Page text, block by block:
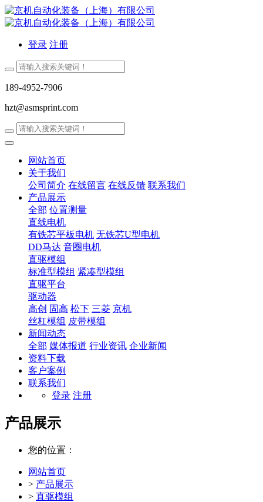
登录 注册
189-4952-7906
hzt@asmsprint.com
网站首页
关于我们
公司简介 在线留言 在线反馈 联系我们
产品展示
全部 位置测量
直线电机
有铁芯平板电机 无铁芯U型电机
DD马达 音圈电机
直驱模组
标准型模组 紧凑型模组
直驱平台
驱动器
高创 固高 松下 三菱 京机
丝杠模组 皮带模组
新闻动态
全部 媒体报道 行业资讯 企业新闻
资料下载
客户案例
联系我们
登录 注册
产品展示
您的位置：
网站首页
> 产品展示
> 直驱模组